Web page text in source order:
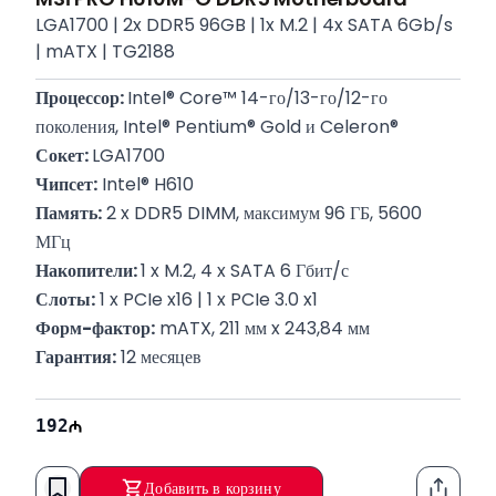
LGA1700 | 2x DDR5 96GB | 1x M.2 | 4x SATA 6Gb/s
| mATX | TG2188
Процессор: Intel® Core™ 14-го/13-го/12-го
поколения, Intel® Pentium® Gold и Celeron®
Сокет: LGA1700
Чипсет: Intel® H610
Память: 2 x DDR5 DIMM, максимум 96 ГБ, 5600
МГц
Накопители: 1 x M.2, 4 x SATA 6 Гбит/с
Слоты: 1 x PCIe x16 | 1 x PCIe 3.0 x1
Форм-фактор: mATX, 211 мм x 243,84 мм
Гарантия: 12 месяцев
192
Добавить в корзину